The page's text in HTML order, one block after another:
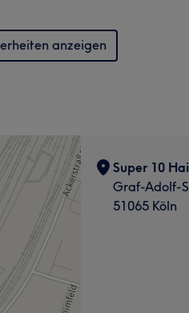
anzeigen
Super 10
Graf-Adolf-
51065 Köln